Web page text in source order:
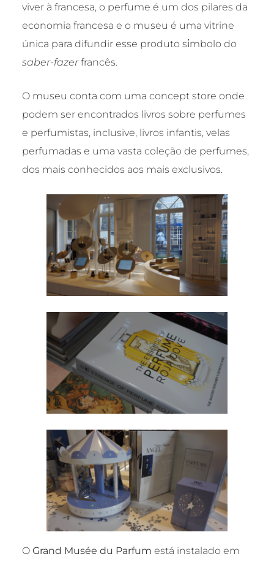
viver à francesa, o perfume é um dos pilares da
economia francesa e o museu é uma vitrine
única para difundir esse produto sίmbolo do
saber-fazerfrancês.
O museu conta com uma concept store onde
podem ser encontrados livros sobre perfumes
e perfumistas, inclusive, livros infantis, velas
perfumadas e uma vasta coleção de perfumes,
dos mais conhecidos aos mais exclusivos.
O Grand Musée du Parfum está instalado em